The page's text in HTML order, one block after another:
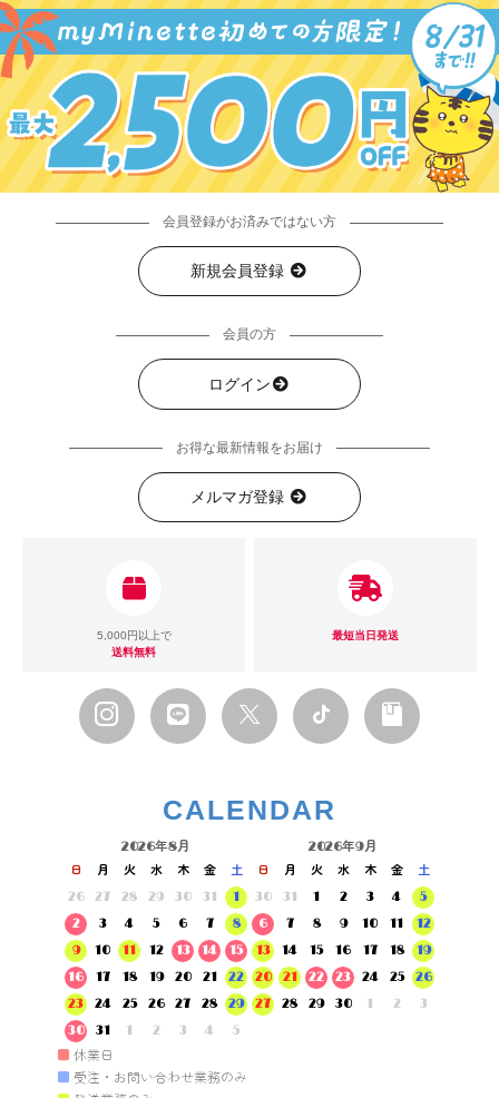
会員登録がお済みではない方
新規会員登録
会員の方
ログイン
お得な最新情報をお届け
メルマガ登録
5,000円以上で
送料無料
最短当日発送
CALENDAR
2026年8月
日 月 火 水 木 金
土
26
27 28 29 30 31
1
2
3 4 5 6 7
8
9
10 11 12 13 14
15
16
17 18 19 20 21
22
23
24 25 26 27 28
29
30
31 1 2 3 4 5
2026年9月
日 月 火 水 木 金
土
30
31 1 2 3 4
5
6
7 8 9 10 11
12
13
14 15 16 17 18
19
20
21 22 23 24 25
26
27
28 29 30 1 2 3
■ 休業日
■ 受注・お問い合わせ業務のみ